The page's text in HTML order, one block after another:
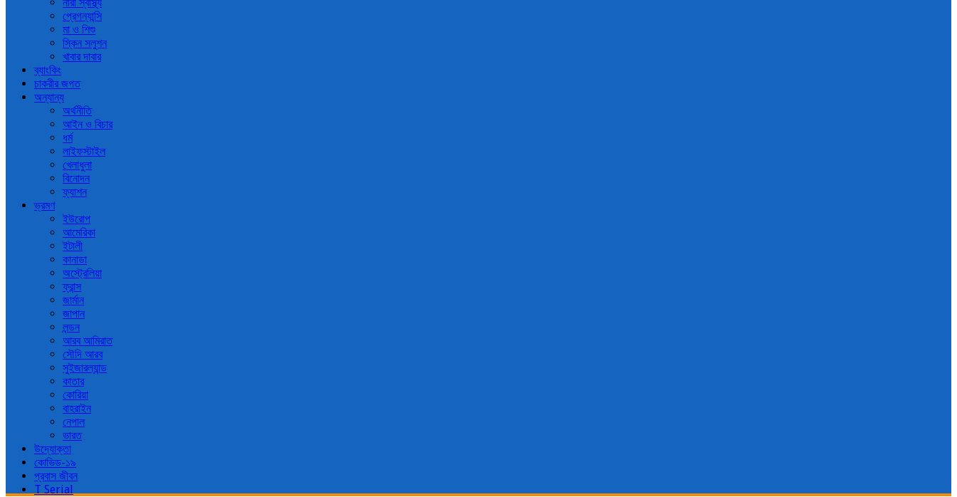
প্রেগন্যান্সি
মা ও শিশু
স্কিন সলুশন
খাবার দাবার
ব্যাংকিং
চাকরীর জগত
অন্যান্য
অর্থনীতি
আইন ও বিচার
ধর্ম
লাইফস্টাইল
খেলাধুলা
বিনোদন
ফ্যাশন
ভ্রমণ
ইউরোপ
আমেরিকা
ইটালী
কানাডা
অস্ট্রেলিয়া
ফ্রান্স
জার্মান
জাপান
লন্ডন
আরব আমিরাত
সৌদি আরব
সুইজারল্যান্ড
কাতার
কোরিয়া
বাহরাইন
নেপাল
ভারত
উদ্যোক্তা
কোভিড-১৯
প্রবাস জীবন
T Serial